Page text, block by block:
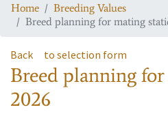
Home
Breeding Values
Breed planning for mating
Back to selection form
Breed planning
2026